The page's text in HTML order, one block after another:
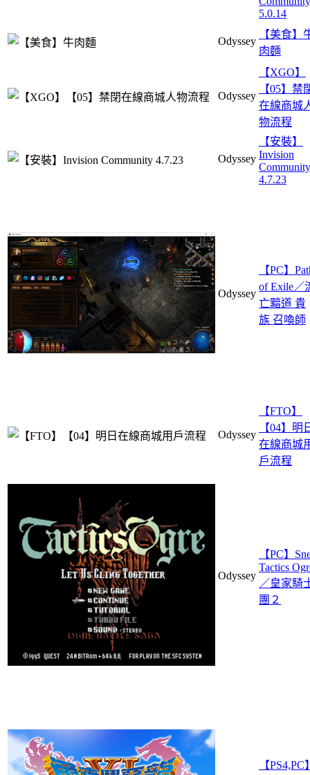
5.0.14
Odyssey
【美食】
肉麵
Odyssey
【XGO】
【05】禁
在線商城
物流程
Odyssey
【安裝】
Invision
Community
4.7.23
Odyssey
【PC】
of Exile／
亡黯道 貴
族 召喚師
Odyssey
【FTO】
【04】明
在線商城
戶流程
Odyssey
【PC】
Tactics
／皇家騎
團２
【PS4,PC